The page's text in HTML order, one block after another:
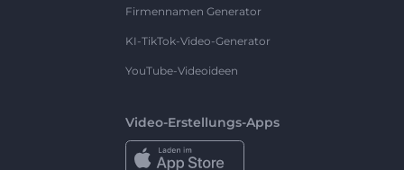
Firmennamen Generator
KI-TikTok-Video-Generator
YouTube-Videoideen
Video-Erstellungs-Apps